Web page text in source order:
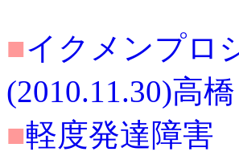
■イクメンプロ
(2010.11.30)高
■軽度発達障害